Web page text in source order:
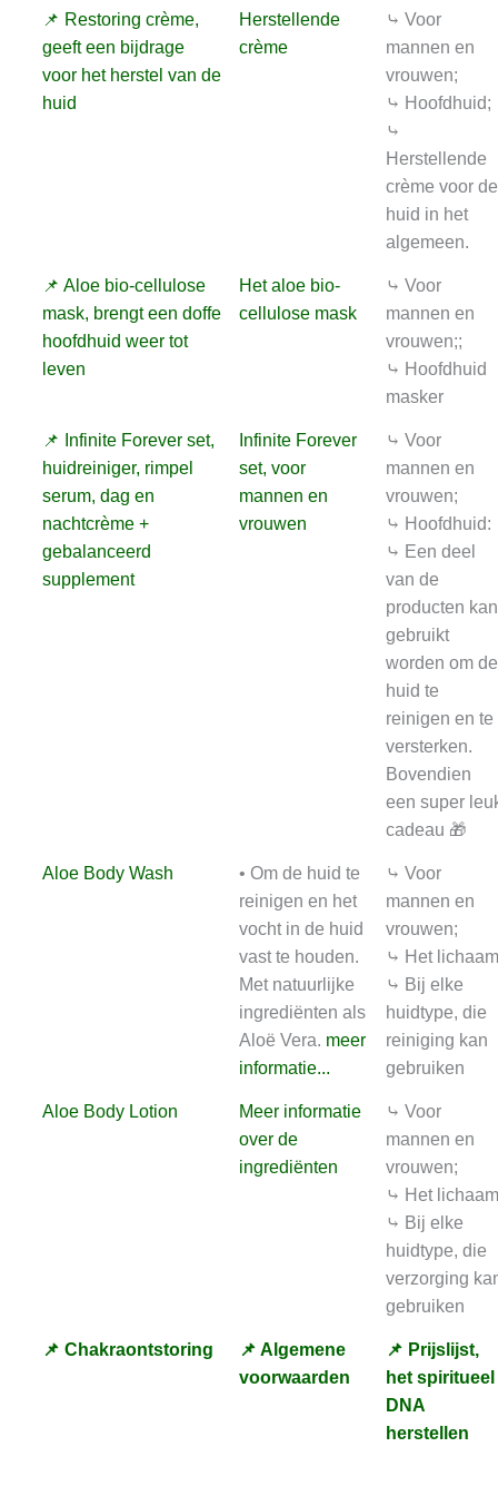
📌 Restoring crème,
geeft een bijdrage
voor het herstel van de
huid
Herstellende
crème
⤷ Voor
mannen en
vrouwen;
⤷ Hoofdhuid;
⤷
Herstellende
crème voor de
huid in het
algemeen.
📌 Aloe bio-cellulose
mask, brengt een doffe
hoofdhuid weer tot
leven
Het aloe bio-
cellulose mask
⤷ Voor
mannen en
vrouwen;;
⤷ Hoofdhuid
masker
📌 Infinite Forever set,
huidreiniger, rimpel
serum, dag en
nachtcrème +
gebalanceerd
supplement
Infinite Forever
set, voor
mannen en
vrouwen
⤷ Voor
mannen en
vrouwen;
⤷ Hoofdhuid:
⤷ Een deel
van de
producten kan
gebruikt
worden om de
huid te
reinigen en te
versterken.
Bovendien
een super
cadeau 🎁
Aloe Body Wash
• Om de huid te
reinigen en het
vocht in de huid
vast te houden.
Met natuurlijke
ingrediënten als
Aloë Vera. meer
informatie...
⤷ Voor
mannen en
vrouwen;
⤷ Het
⤷ Bij elke
huidtype, die
reiniging kan
gebruiken
Aloe Body Lotion
Meer informatie
over de
ingrediënten
⤷ Voor
mannen en
vrouwen;
⤷ Het
⤷ Bij elke
huidtype, die
verzorging
gebruiken
📌 Chakraontstoring
📌 Algemene
voorwaarden
📌 Prijslijst,
het spiritueel
DNA
herstellen